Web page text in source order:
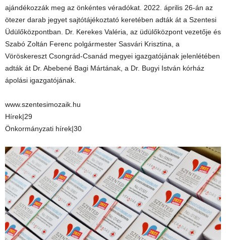
ajándékozzák meg az önkéntes véradókat. 2022. április 26-án az
ötezer darab jegyet sajtótájékoztató keretében adták át a Szentesi
Üdülőközpontban. Dr. Kerekes Valéria, az üdülőközpont vezetője és
Szabó Zoltán Ferenc polgármester Sasvári Krisztina, a
Vöröskereszt Csongrád-Csanád megyei igazgatójának jelenlétében
adták át Dr. Abebené Bagi Mártának, a Dr. Bugyi István kórház
ápolási igazgatójának.
www.szentesimozaik.hu
Hírek|29
Önkormányzati hírek|30